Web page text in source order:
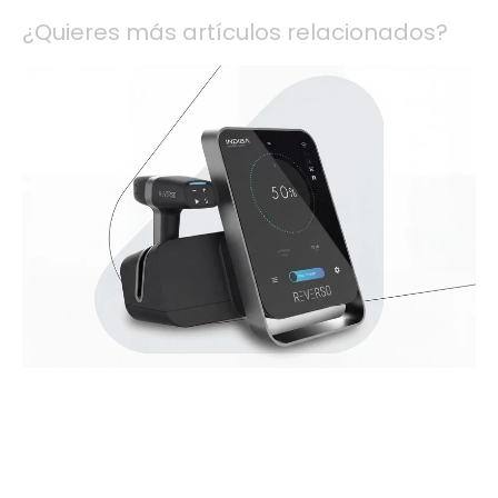
¿Quieres más artículos relacionados?